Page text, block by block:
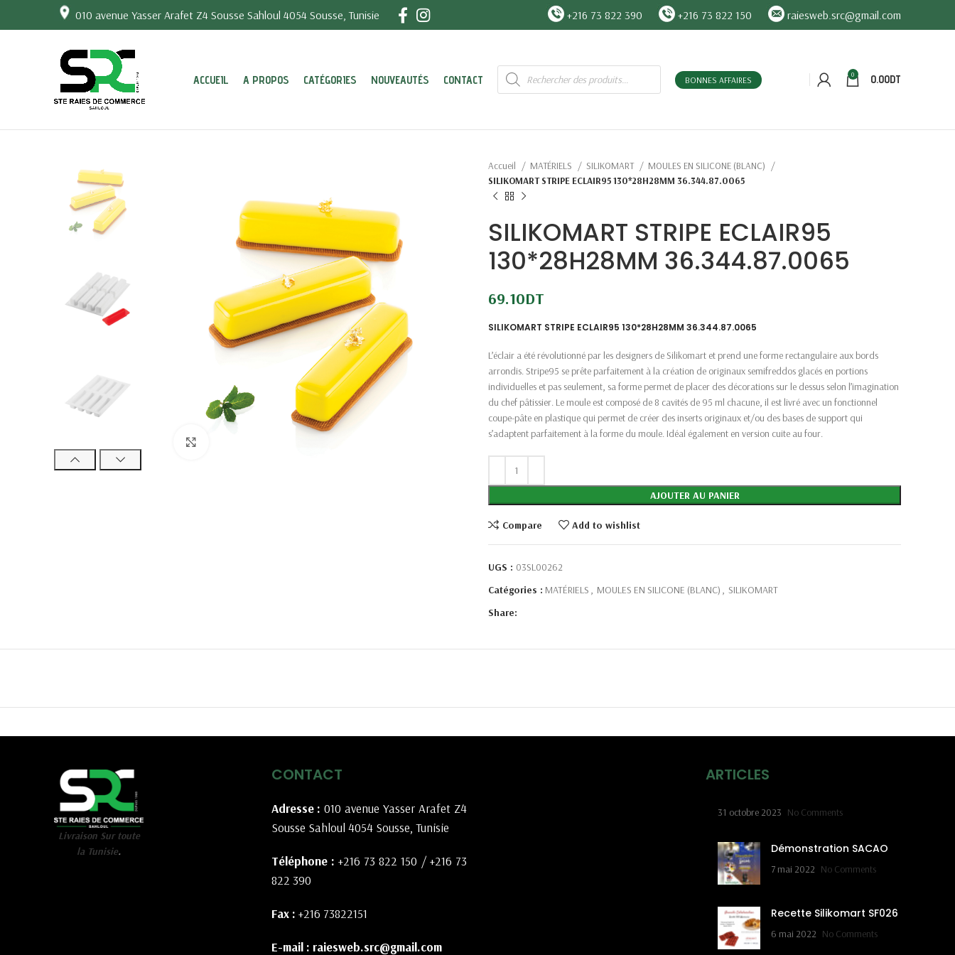
010 avenue Yasser Arafet Z4 Sousse Sahloul 4054 Sousse, Tunisie +216 73 822 390 +216 73 822 150 raiesweb.src@gmail.com
ACCUEIL A PROPOS CATÉGORIES NOUVEAUTÉS CONTACT
Recherche
de
produits
BONNES AFFAIRES
0 0.00DT
Accueil MATÉRIELS SILIKOMART
MOULES EN SILICONE (BLANC)
SILIKOMART STRIPE ECLAIR95 130*28H28MM 36.344.87.0065
SILIKOMART STRIPE ECLAIR95
130*28H28MM 36.344.87.0065
69.10DT
SILIKOMART STRIPE ECLAIR95 130*28H28MM 36.344.87.0065
L’éclair a été révolutionné par les designers de Silikomart et prend une forme rectangulaire aux bords
arrondis. Stripe95 se prête parfaitement à la création de originaux semifreddos glacés en portions
individuelles et pas seulement, sa forme permet de placer des décorations sur le dessus selon l’imagination
du chef pâtissier. Le moule est composé de 8 cavités de 95 ml chacune, il est livré avec un fonctionnel
coupe-pâte en plastique qui permet de créer des inserts originaux et/ou des bases de support qui
s’adaptent parfaitement à la forme du moule. Idéal également en version cuite au four.
AJOUTER AU PANIER
Compare Add to wishlist
UGS : 03SL00262
Catégories : MATÉRIELS , MOULES EN SILICONE (BLANC) , SILIKOMART
Share:
Livraison Sur toute
la Tunisie.
CONTACT
Adresse : 010 avenue Yasser Arafet Z4
Sousse Sahloul 4054 Sousse, Tunisie
Téléphone : +216 73 822 150 /+216 73
822 390
Fax : +216 73822151
E-mail : raiesweb.src@gmail.com
ARTICLES
31 octobre 2023 No Comments
Démonstration SACAO
7 mai 2022 No Comments
Recette Silikomart SF026
6 mai 2022 No Comments